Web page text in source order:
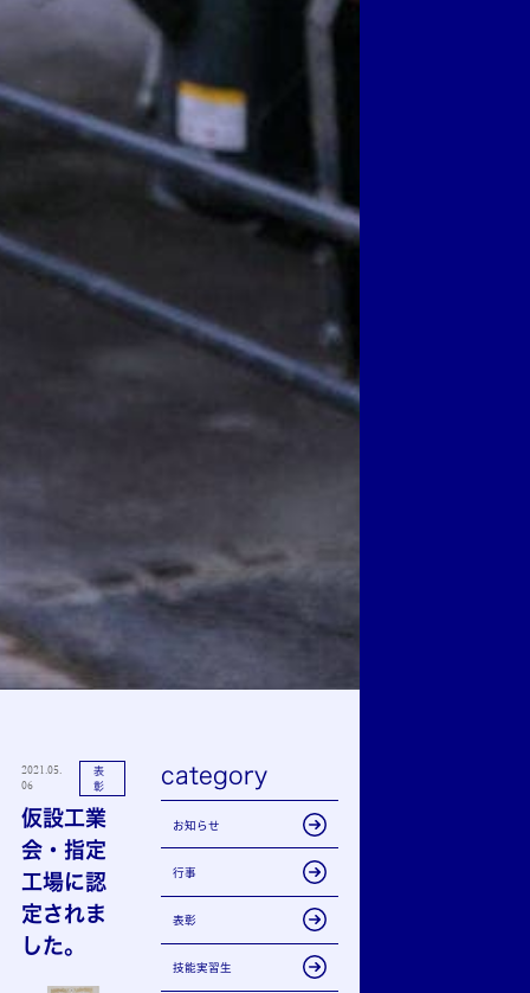
category
お知らせ
行事
表彰
技能実習生
2021.05.
06
表
彰
仮設工業
会・指定
工場に認
定されま
した。